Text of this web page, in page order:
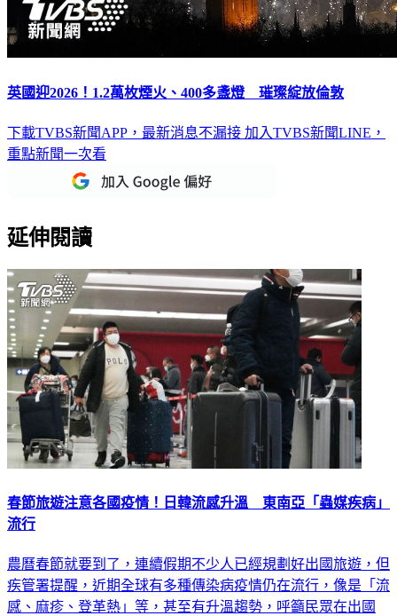
英國迎2026！1.2萬枚煙火、400多盞燈 璀璨綻放倫敦
下載TVBS新聞APP，最新消息不漏接 加入TVBS新聞LINE，
重點新聞一次看
延伸閱讀
春節旅遊注意各國疫情！日韓流感升溫 東南亞「蟲媒疾病」
流行
農曆春節就要到了，連續假期不少人已經規劃好出國旅遊，但
疾管署提醒，近期全球有多種傳染病疫情仍在流行，像是「流
感、麻疹、登革熱」等，甚至有升溫趨勢，呼籲民眾在出國